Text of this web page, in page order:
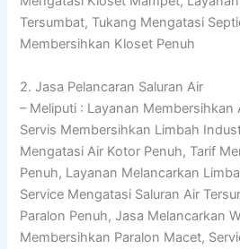
Tersumbat, Tukang Mengatasi
Membersihkan Kloset Penuh
2. Jasa Pelancaran Saluran Air
– Meliputi : Layanan Membersihkan
Servis Membersihkan Limbah
Mengatasi Air Kotor Penuh, Tarif
Penuh, Layanan Melancarkan
Service Mengatasi Saluran Air
Paralon Penuh, Jasa Melancarkan
Membersihkan Paralon Macet,